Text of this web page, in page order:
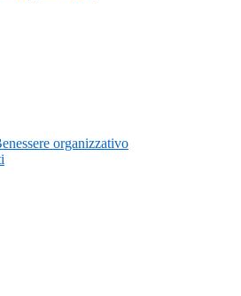
organizzativo